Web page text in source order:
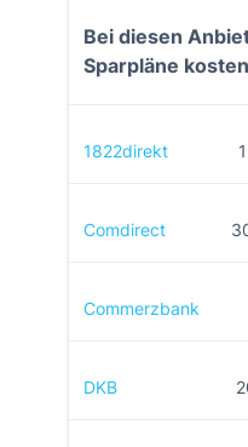
Bei diesen
Sparpläne
1822direkt
Comdirect
Commerzbank
DKB